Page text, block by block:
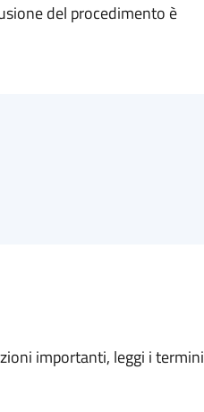
del procedimento è
importanti, leggi i termini